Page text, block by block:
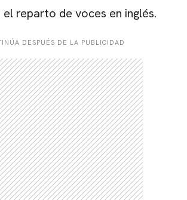
el reparto de voces en inglés.
DESPUÉS DE LA PUBLICIDAD